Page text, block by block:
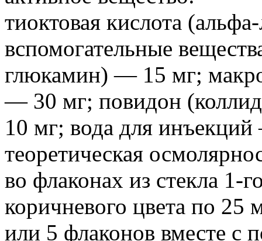
тиоктовая кислота
вспомогательные
глюкамин) — 15 мг;
— 30 мг; повидон
10 мг; вода для
теоретическая
во флаконах из стекла 1-
коричневого цвета по 25
или 5 флаконов вместе с